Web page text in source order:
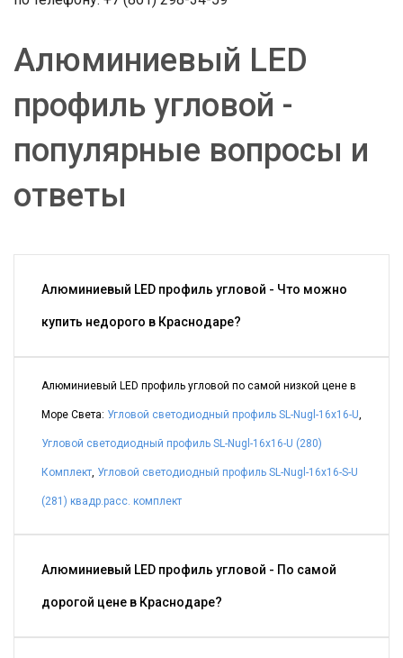
Алюминиевый LED
профиль угловой -
популярные вопросы и
ответы
Алюминиевый LED профиль угловой - Что можно
купить недорого в Краснодаре?
Алюминиевый LED профиль угловой по самой низкой цене в
Море Света: Угловой светодиодный профиль SL-Nugl-16x16-U,
Угловой светодиодный профиль SL-Nugl-16x16-U (280)
Комплект, Угловой светодиодный профиль SL-Nugl-16x16-S-U
(281) квадр.расс. комплект
Алюминиевый LED профиль угловой - По самой
дорогой цене в Краснодаре?